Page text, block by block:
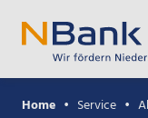
Home Service